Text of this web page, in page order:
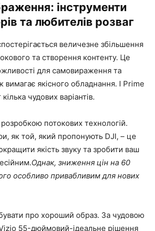
інструменти
та любителів розваг
величезне збільшення
та створення контенту. Це
для самовираження та
вимагає якісного обладнання. І Prime
чудових варіантів.
потокових технологій.
як той, який пропонують DJI, – це
якість звуку та зробити ваш
Однак, зниження цін на 60
особливо привабливим для нових
про хороший образ. За чудовою
55-дюймовий-ідеальне рішення